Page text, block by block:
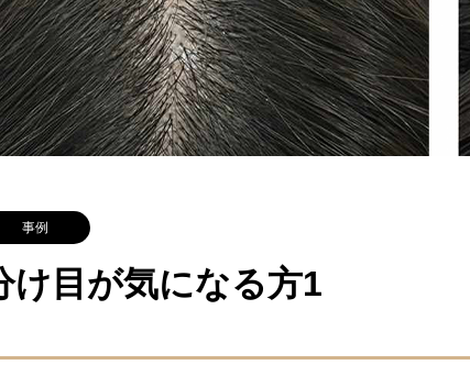
事例
け目が気になる方1